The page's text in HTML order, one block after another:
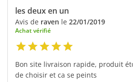
les deux en un
Avis de raven le 22/01/2019
Achat vérifié
Bon site livraison rapide, produit
de choisir et ca se peints